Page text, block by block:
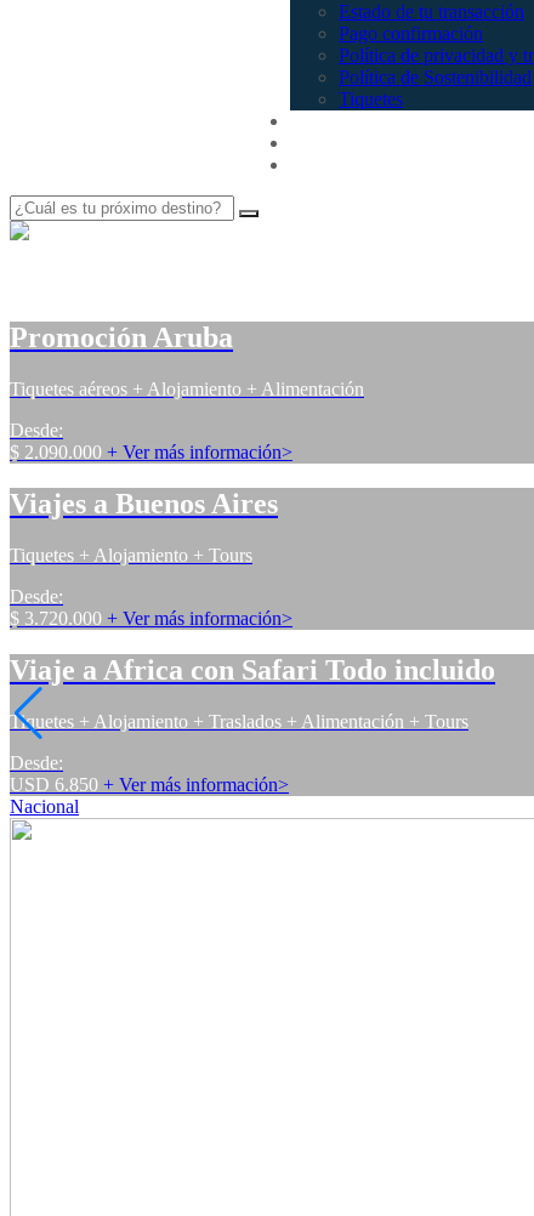
Estado de tu transacción
Pago confirmación
Política de privacidad y
Política de Sostenibilidad
Tiquetes
Promoción Aruba
Tiquetes aéreos + Alojamiento + Alimentación
Desde:
$ 2.090.000 + Ver más información>
Viajes a Buenos Aires
Tiquetes + Alojamiento + Tours
Desde:
$ 3.720.000 + Ver más información>
Viaje a Africa con Safari Todo incluido
Tiquetes + Alojamiento + Traslados + Alimentación + Tours
Desde:
USD 6.850 + Ver más información>
Nacional